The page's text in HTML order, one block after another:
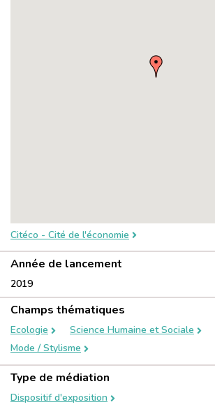
Citéco - Cité de l'économie
Année de lancement
2019
Champs thématiques
Ecologie
Science Humaine et Sociale
Mode / Stylisme
Type de médiation
Dispositif d'exposition